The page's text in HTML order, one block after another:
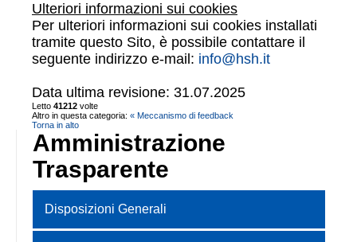
Ulteriori informazioni sui cookies
Per ulteriori informazioni sui cookies installati
tramite questo Sito, è possibile contattare il
seguente indirizzo e-mail: info@hsh.it
Data ultima revisione: 31.07.2025
Letto 41212 volte
Altro in questa categoria: « Meccanismo di feedback
Torna in alto
Amministrazione
Trasparente
Disposizioni Generali